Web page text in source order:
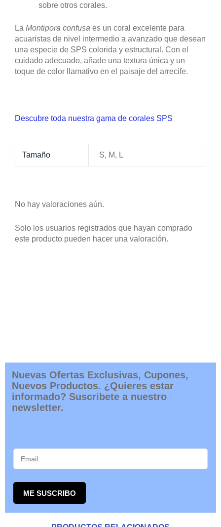
sobre otros corales.
La Montipora confusa es un coral excelente para
acuaristas de nivel intermedio a avanzado que desean
una especie de SPS colorida y estructural. Con el
cuidado adecuado, añade una textura única y un
toque de color llamativo en el paisaje del arrecife.
Descubre toda nuestra gama de corales SPS
Tamaño S, M, L
No hay valoraciones aún.
Solo los usuarios registrados que hayan comprado
este producto pueden hacer una valoración.
Nuevas Ofertas Exclusivas, Cupones,
Nuevos Productos. ¿Quieres estar
informado? Suscribete a nuestro
newsletter.
ME SUSCRIBO